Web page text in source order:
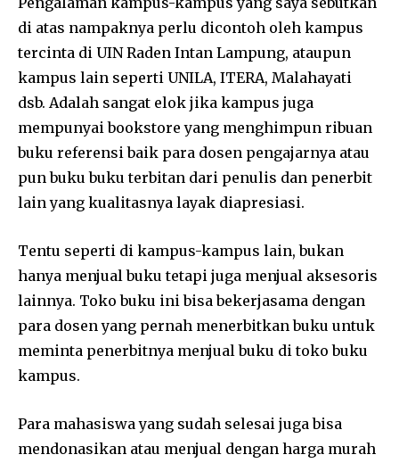
di atas nampaknya perlu dicontoh oleh kampus
tercinta di UIN Raden Intan Lampung, ataupun
kampus lain seperti UNILA, ITERA, Malahayati
dsb. Adalah sangat elok jika kampus juga
mempunyai bookstore yang menghimpun ribuan
buku referensi baik para dosen pengajarnya atau
pun buku buku terbitan dari penulis dan penerbit
lain yang kualitasnya layak diapresiasi.
Tentu seperti di kampus-kampus lain, bukan
hanya menjual buku tetapi juga menjual aksesoris
lainnya. Toko buku ini bisa bekerjasama dengan
para dosen yang pernah menerbitkan buku untuk
meminta penerbitnya menjual buku di toko buku
kampus.
Para mahasiswa yang sudah selesai juga bisa
mendonasikan atau menjual dengan harga murah